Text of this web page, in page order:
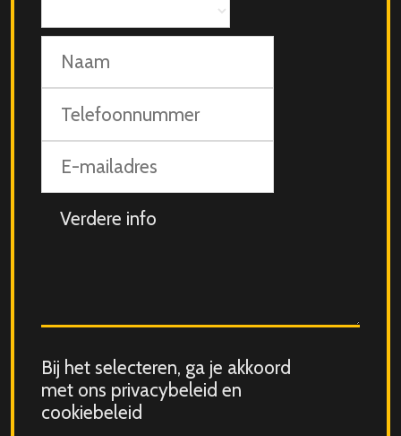
personen
mailadres
Aanvullende
info
Consent
for
storing
Bij het selecteren, ga je akkoord
met ons privacybeleid en
cookiebeleid